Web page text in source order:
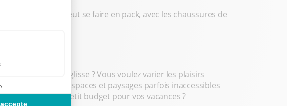
la location peut se faire en pack, avec les chaussures de
sur du matériel de glisse ? Vous voulez varier les plaisirs
de découvrir des espaces et paysages parfois inaccessibles
activité nature à petit budget pour vos vacances ?